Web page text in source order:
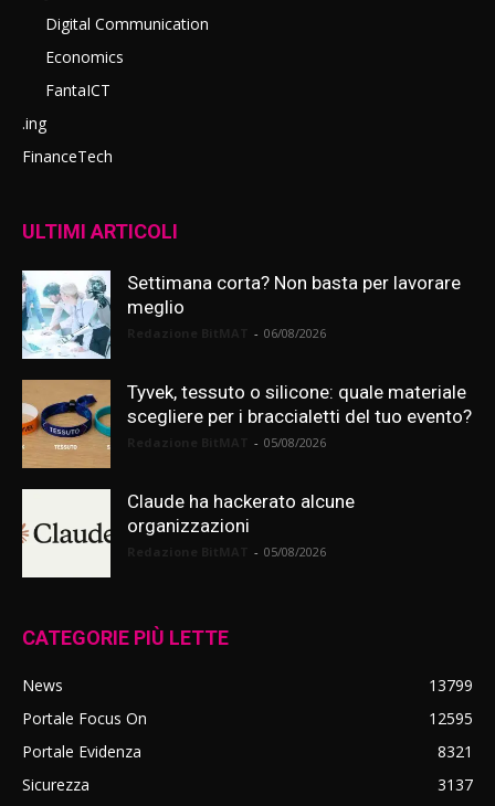
Digital Communication
Economics
FantaICT
.ing
FinanceTech
ULTIMI ARTICOLI
Settimana corta? Non basta per lavorare
meglio
- 06/08/2026
Tyvek, tessuto o silicone: quale materiale
scegliere per i braccialetti del tuo evento?
- 05/08/2026
Claude ha hackerato alcune
organizzazioni
- 05/08/2026
CATEGORIE PIÙ LETTE
News
13799
Portale Focus On
12595
Portale Evidenza
8321
Sicurezza
3137